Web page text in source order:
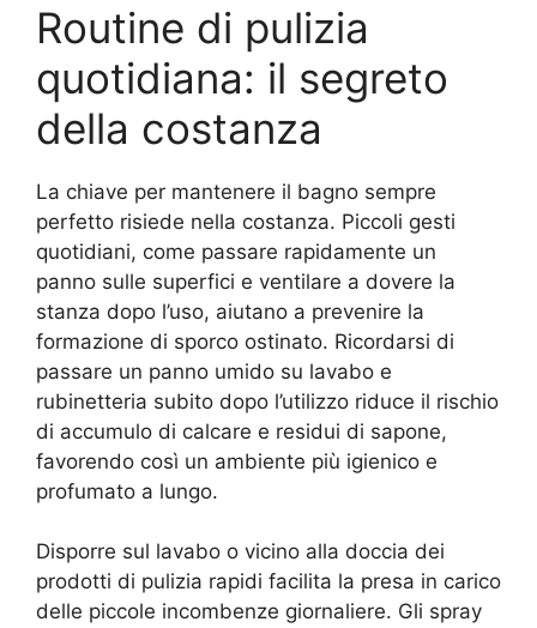
Routine di pulizia
quotidiana: il segreto
della costanza
La chiave per mantenere il bagno sempre
perfetto risiede nella costanza. Piccoli gesti
quotidiani, come passare rapidamente un
panno sulle superfici e ventilare a dovere la
stanza dopo l’uso, aiutano a prevenire la
formazione di sporco ostinato. Ricordarsi di
passare un panno umido su lavabo e
rubinetteria subito dopo l’utilizzo riduce il rischio
di accumulo di calcare e residui di sapone,
favorendo così un ambiente più igienico e
profumato a lungo.
Disporre sul lavabo o vicino alla doccia dei
prodotti di pulizia rapidi facilita la presa in carico
delle piccole incombenze giornaliere. Gli spray